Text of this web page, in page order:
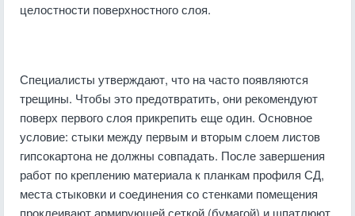
целостности поверхностного слоя.
Специалисты утверждают, что на часто появляются
трещины. Чтобы это предотвратить, они рекомендуют
поверх первого слоя прикрепить еще один. Основное
условие: стыки между первым и вторым слоем листов
гипсокартона не должны совпадать. После завершения
работ по креплению материала к планкам профиля СД,
места стыковки и соединения со стенками помещения
проклеивают армирующей сеткой (бумагой) и шпатлюют.